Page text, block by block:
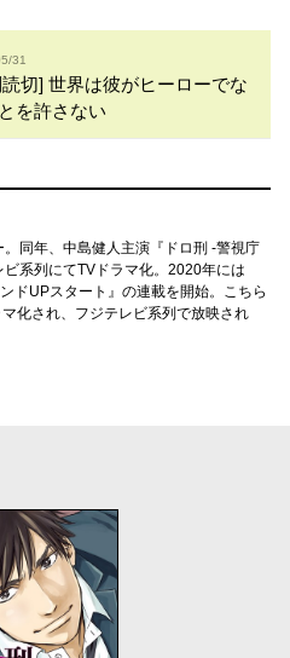
31
切] 世界は彼がヒーローでな
を許さない
同年、中島健人主演『ドロ刑 -警視庁
系列にてTVドラマ化。2020年には
ドUPスタート』の連載を開始。こちら
化され、フジテレビ系列で放映され